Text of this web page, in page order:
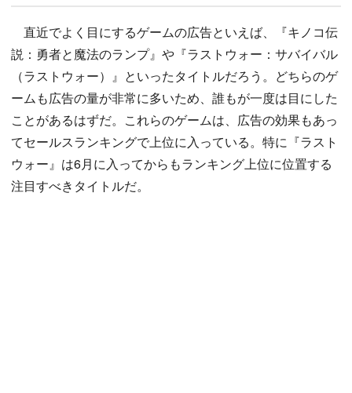
直近でよく目にするゲームの広告といえば、『キノコ伝
説：勇者と魔法のランプ』や『ラストウォー：サバイバル
（ラストウォー）』といったタイトルだろう。どちらのゲ
ームも広告の量が非常に多いため、誰もが一度は目にした
ことがあるはずだ。これらのゲームは、広告の効果もあっ
てセールスランキングで上位に入っている。特に『ラスト
ウォー』は6月に入ってからもランキング上位に位置する
注目すべきタイトルだ。